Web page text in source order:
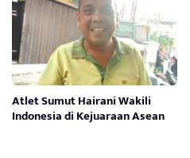
Atlet Sumut Hairani Wakili
Indonesia di Kejuaraan Asean